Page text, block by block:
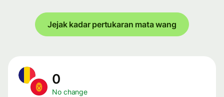
Jejak kadar pertukaran mata wang
0
No change